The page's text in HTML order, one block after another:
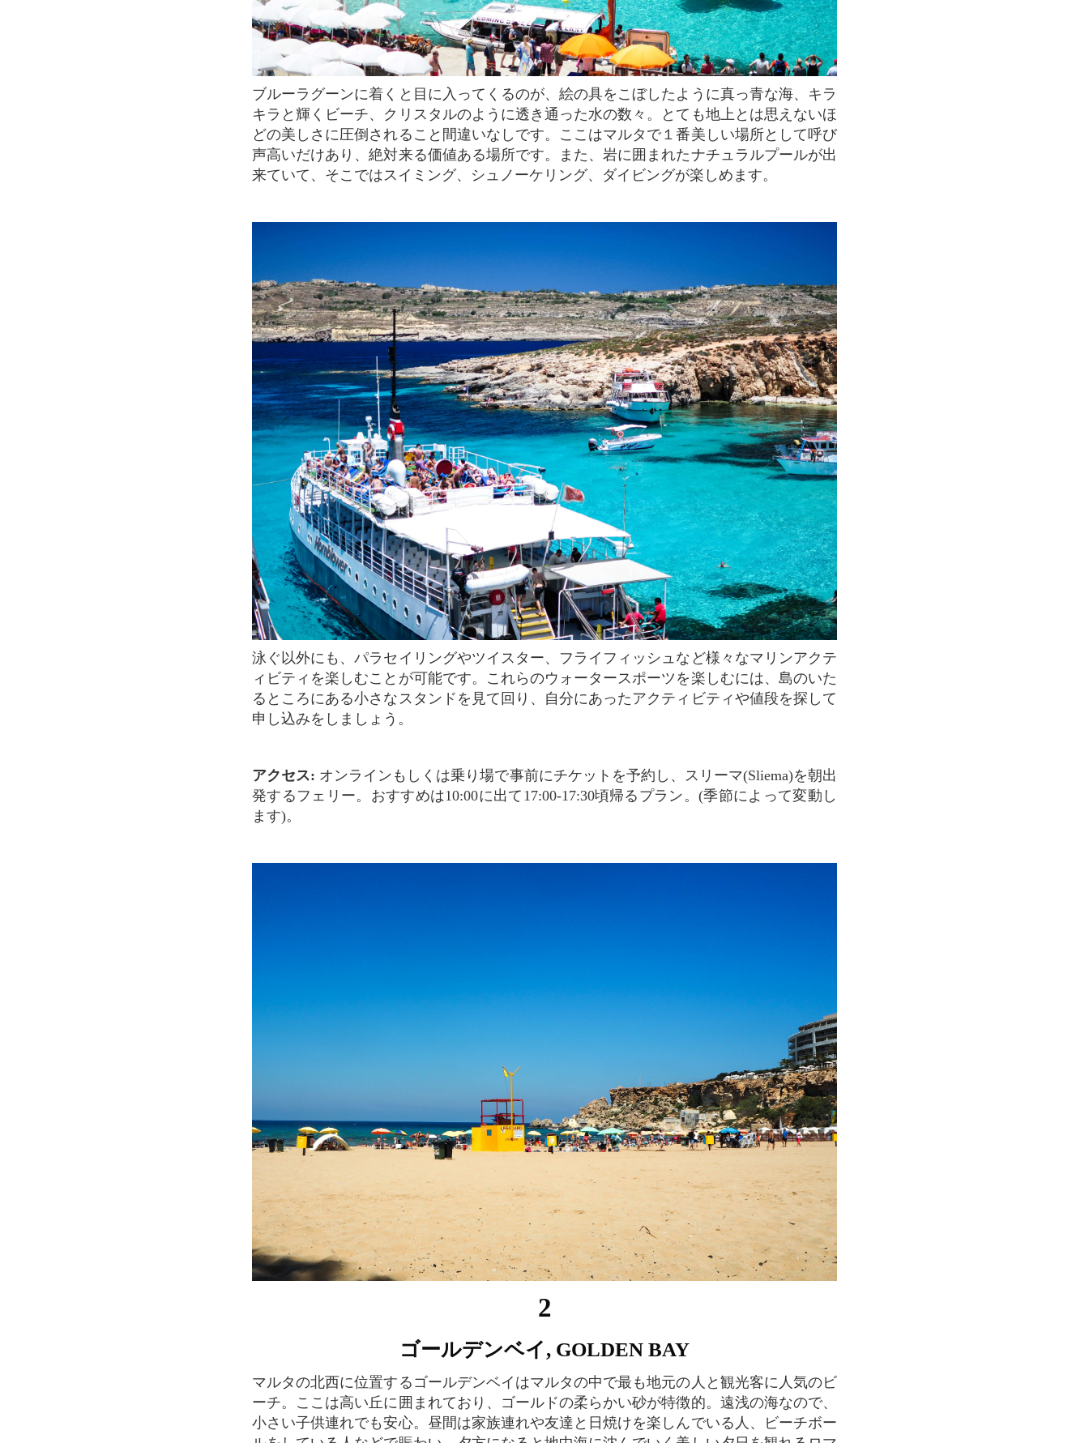
ブルーラグーンに着くと目に入ってくるのが、絵の具をこぼしたように真っ青な海、キラ
キラと輝くビーチ、クリスタルのように透き通った水の数々。とても地上とは思えないほ
どの美しさに圧倒されること間違いなしです。ここはマルタで１番美しい場所として呼び
声高いだけあり、絶対来る価値ある場所です。また、岩に囲まれたナチュラルプールが出
来ていて、そこではスイミング、シュノーケリング、ダイビングが楽しめます。
泳ぐ以外にも、パラセイリングやツイスター、フライフィッシュなど様々なマリンアクテ
ィビティを楽しむことが可能です。これらのウォータースポーツを楽しむには、島のいた
るところにある小さなスタンドを見て回り、自分にあったアクティビティや値段を探して
申し込みをしましょう。
アクセス: オンラインもしくは乗り場で事前にチケットを予約し、スリーマ(Sliema)を朝出
発するフェリー。おすすめは10:00に出て17:00-17:30頃帰るプラン。(季節によって変動し
ます)。
2
ゴールデンベイ, GOLDEN BAY
マルタの北西に位置するゴールデンベイはマルタの中で最も地元の人と観光客に人気のビ
ーチ。ここは高い丘に囲まれており、ゴールドの柔らかい砂が特徴的。遠浅の海なので、
小さい子供連れでも安心。昼間は家族連れや友達と日焼けを楽しんでいる人、ビーチボー